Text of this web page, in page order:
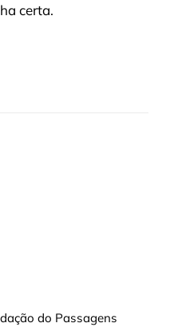
certa.
do Passagens